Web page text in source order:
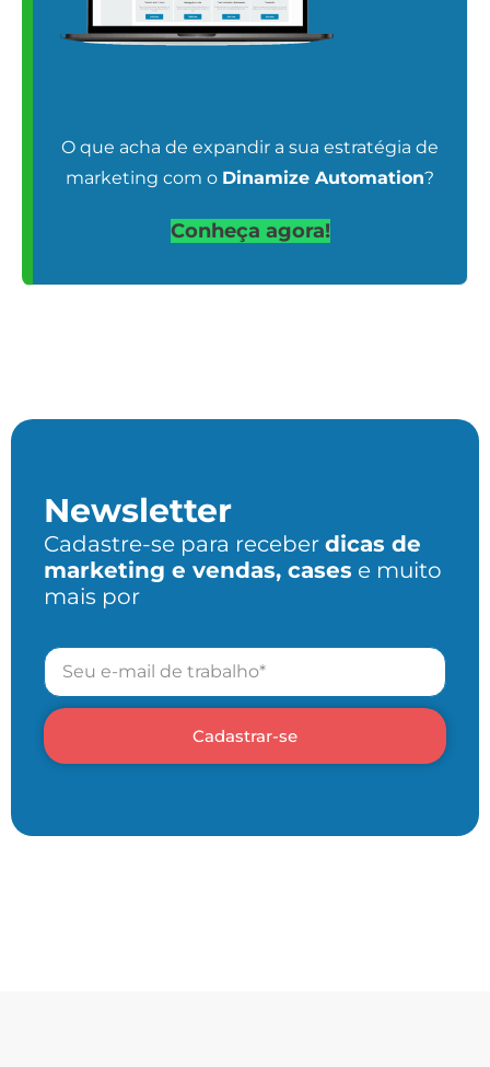
O que acha de expandir a sua estratégia de
marketing com o Dinamize Automation?
Conheça agora!
Newsletter
Cadastre-se para receber dicas de
marketing e vendas, cases e muito
mais por
Cadastrar-se